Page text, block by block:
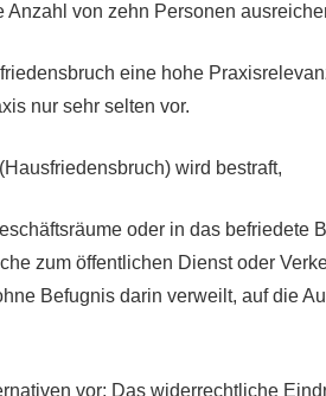
Anzahl von zehn Personen
eine hohe
nur sehr selten vor.
wird bestraft,
oder in das befriedete
zum öffentlichen Dienst oder
Befugnis darin verweilt, auf die
vor; Das widerrechtliche